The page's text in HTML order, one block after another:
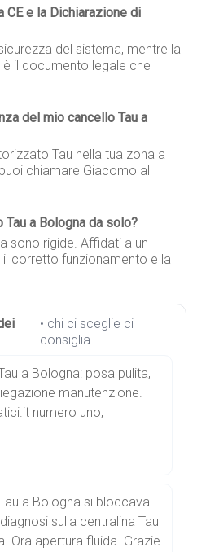
CE e la Dichiarazione di
del sistema, mentre la
il documento legale che
del mio cancello Tau a
Tau nella tua zona a
chiamare Giacomo al
a Bologna da solo?
sono rigide. Affidati a un
corretto funzionamento e la
• chi ci sceglie ci
consiglia
a Bologna: posa pulita,
manutenzione.
numero uno,
a Bologna si bloccava
sulla centralina Tau
Ora apertura fluida. Grazie